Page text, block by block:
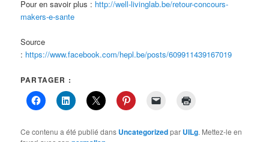
Pour en savoir plus : http://well-livinglab.be/retour-concours-
makers-e-sante
Source
: https://www.facebook.com/hepl.be/posts/609911439167019
PARTAGER :
Ce contenu a été publié dans Uncategorizedpar UILg. Mettez-le en